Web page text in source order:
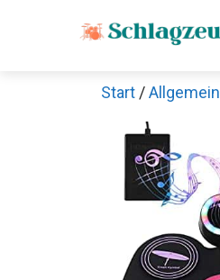
Start /Allgemein